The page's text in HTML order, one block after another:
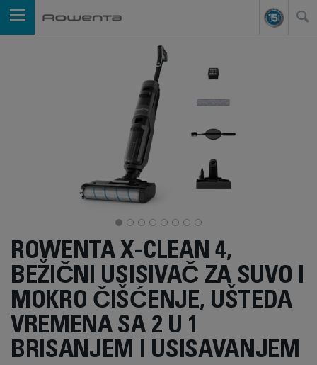
ROWENTA X-CLEAN 4,
BEŽIČNI USISIVAČ ZA SUVO I
MOKRO ČIŠĆENJE, UŠTEDA
VREMENA SA 2 U 1
BRISANJEM I USISAVANJEM